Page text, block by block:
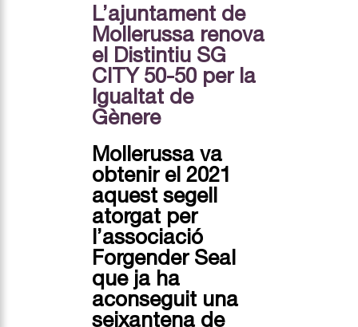
L’ajuntament de
Mollerussa renova
el Distintiu SG
CITY 50-50 per la
Igualtat de
Gènere
Mollerussa va
obtenir el 2021
aquest segell
atorgat per
l’associació
Forgender Seal
que ja ha
aconseguit una
seixantena de